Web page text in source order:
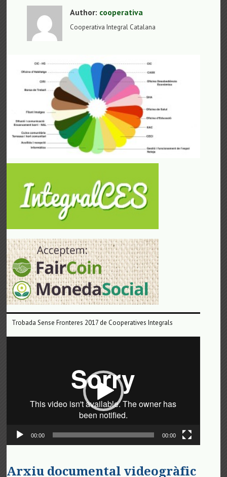
Author: cooperativa
Cooperativa Integral Catalana
Trobada Sense Fronteres 2017 de Cooperatives Integrals
00:00 00:00
Arxiu documental videogràfic